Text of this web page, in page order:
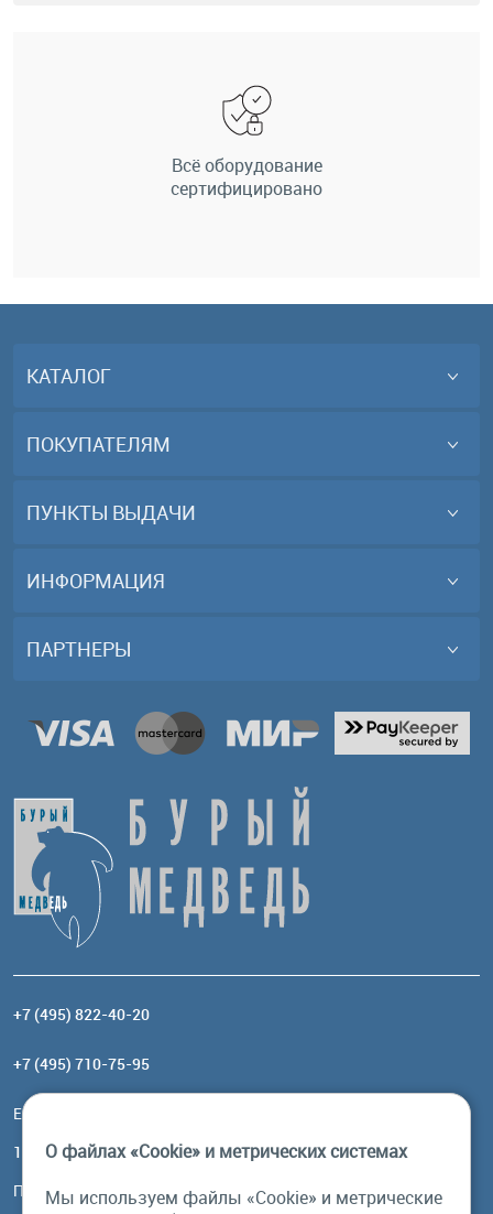
Всё оборудование
сертифицировано
КАТАЛОГ
ПОКУПАТЕЛЯМ
ПУНКТЫ ВЫДАЧИ
ИНФОРМАЦИЯ
ПАРТНЕРЫ
+7 (495) 822-40-20
+7 (495) 710-75-95
Email:
117485, Москва, ул. Профсоюзная, 84/32, корп 1
Посмотреть на карте
О файлах «Cookie» и метрических системах
Мы используем файлы «Cookie» и метрические